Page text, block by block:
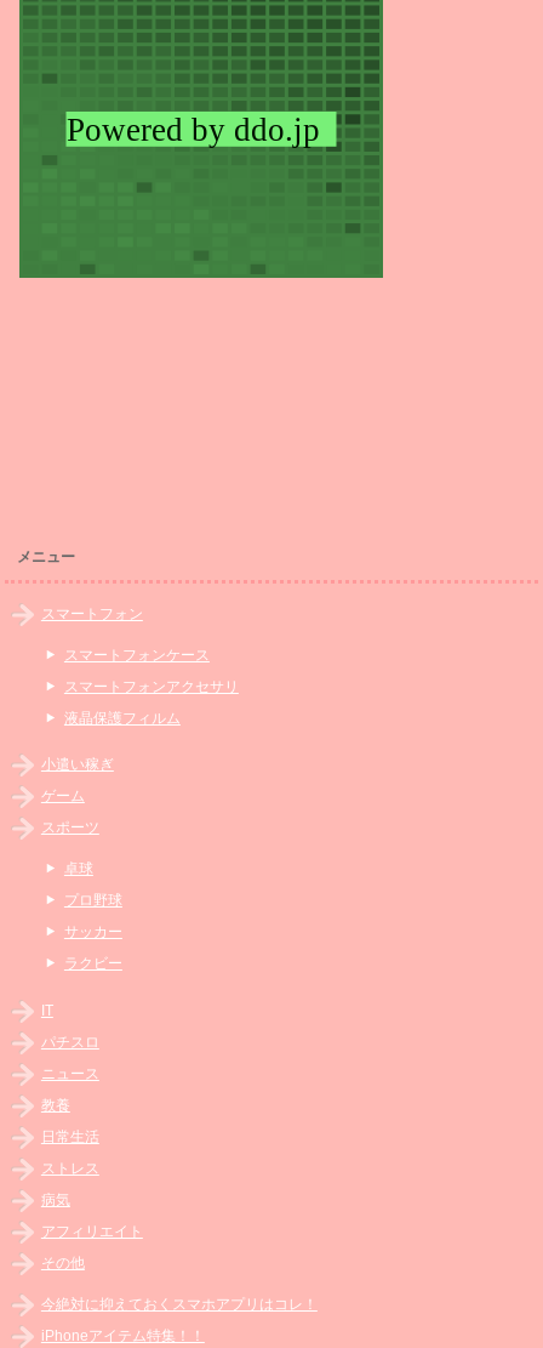
メニュー
スマートフォン
スマートフォンケース
スマートフォンアクセサリ
液晶保護フィルム
小遣い稼ぎ
ゲーム
スポーツ
卓球
プロ野球
サッカー
ラクビー
IT
パチスロ
ニュース
教養
日常生活
ストレス
病気
アフィリエイト
その他
今絶対に抑えておくスマホアプリはコレ！
iPhoneアイテム特集！！